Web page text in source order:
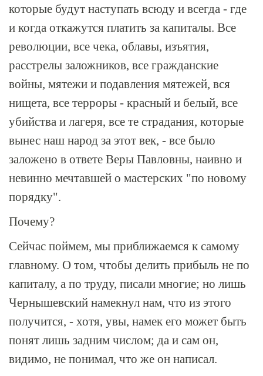
которые будут наступать всюду и всегда - где
и когда откажутся платить за капиталы. Все
революции, все чека, облавы, изъятия,
расстрелы заложников, все гражданские
войны, мятежи и подавления мятежей, вся
нищета, все терроры - красный и белый, все
убийства и лагеря, все те страдания, которые
вынес наш народ за этот век, - все было
заложено в ответе Веры Павловны, наивно и
невинно мечтавшей о мастерских "по новому
порядку".
Почему?
Сейчас поймем, мы приближаемся к самому
главному. О том, чтобы делить прибыль не по
капиталу, а по труду, писали многие; но лишь
Чернышевский намекнул нам, что из этого
получится, - хотя, увы, намек его может быть
понят лишь задним числом; да и сам он,
видимо, не понимал, что же он написал.